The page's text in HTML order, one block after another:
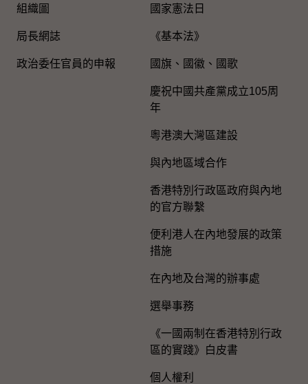
組織圖​
局長網誌
政治委任官員的申報
國家憲法日
《基本法》
國旗、國徽、國歌
慶祝中國共產黨成立105周
年
粵港澳大灣區建設
與內地區域合作
香港特別行政區政府與內地
的官方聯繫
便利港人在內地發展的政策
措施
在內地及台灣的辦事處
選舉事務
《一國兩制在香港特別行政
區的實踐》白皮書
個人權利